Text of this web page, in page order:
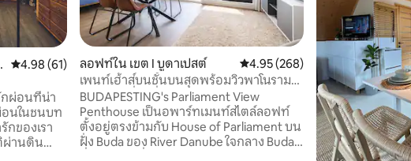
คะแนนเฉลี่ย 4.98 จาก 5, 61 รีวิว
4.98 (61)
กผ่อนที่น่า
นในชนบท
กของเรา
ผ่านดิน
ลอฟท์ใน เขต I บูดาเปสต์ คะแนนเฉลี่ย 4.95 จาก 5, 268 รีวิว
4.95 (268)
เพนท์เฮ้าส์บนชั้นบนสุดพร้อมวิวพาโนรามา
ของเมืองที่น่าทึ่ง
BUDAPESTING's Parliament View
Penthouse เป็นอพาร์ทเมนท์สไตล์ลอฟท์
ตั้งอยู่ตรงข้ามกับ House of Parliament บน
ฝั่ง Buda ของ River Danube ใจกลาง Buda